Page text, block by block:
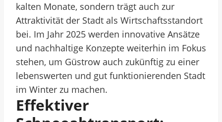
kalten Monate, sondern trägt auch zur
Attraktivität der Stadt als Wirtschaftsstandort
bei. Im Jahr 2025 werden innovative Ansätze
und nachhaltige Konzepte weiterhin im Fokus
stehen, um Güstrow auch zukünftig zu einer
lebenswerten und gut funktionierenden Stadt
im Winter zu machen.
Effektiver